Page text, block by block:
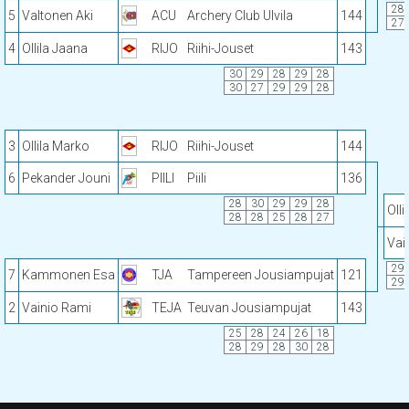
5 Valtonen Aki ACU Archery Club Ulvila 144
28
27
4 Ollila Jaana RIJO Riihi-Jouset 143
30 29 28 29
28
30
27 29 29 28
3 Ollila Marko RIJO Riihi-Jouset 144
6 Pekander Jouni PIILI Piili 136
28 30 29 29
28
28
28 25 28 27
7 Kammonen Esa TJA Tampereen Jousiampujat 121
29
29
2 Vainio Rami TEJA Teuvan Jousiampujat 143
25 28 24 26
18
28
29 28 30 28